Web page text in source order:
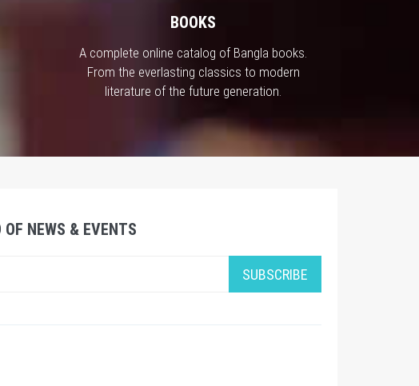
BOOKS
A complete online catalog of Bangla books.
From the everlasting classics to modern
literature of the future generation.
OF NEWS & EVENTS
SUBSCRIBE